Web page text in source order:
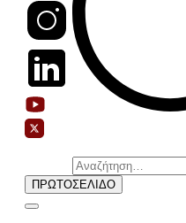
Αναζήτηση
για:
ΠΡΩΤΟΣΕΛΙΔΟ